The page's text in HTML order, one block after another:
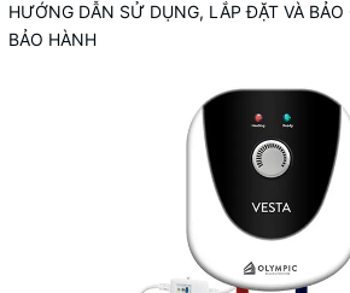
HƯỚNG DẪN SỬ DỤNG, LẮP ĐẶT VÀ BẢO
BẢO HÀNH